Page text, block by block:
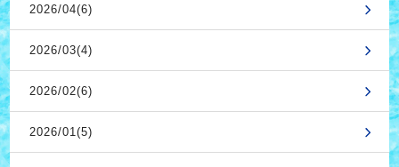
2026/04(6)
2026/03(4)
2026/02(6)
2026/01(5)